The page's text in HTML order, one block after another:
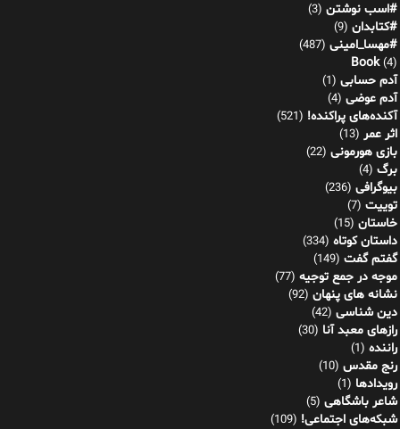
#اسب نوشتن (3)
#کتابدان (9)
#مهسا_امینی (487)
Book(4)
آدم حسابی (1)
آدم عوضی (4)
آکنده‌های پراکنده! (521)
اثر عمر (13)
بازی هورمونی (22)
برگ (4)
بیوگرافی (236)
توییت (7)
خاستان (15)
داستان کوتاه (334)
گفتم گفت (149)
موجه در جمع توجیه (77)
نشانه های پنهان (92)
دین شناسی (42)
رازهای معبد آنا (30)
راننده (1)
رنج مقدس (10)
رویدادها (1)
شاعر باشگاهی (5)
شبکه‌های اجتماعی! (109)